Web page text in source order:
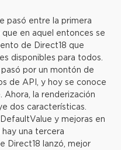
pasó entre la primera
en aquel entonces se
de Direct18 que
disponibles para todos.
por un montón de
de API, y hoy se conoce
la renderización
dos características.
y mejoras en
una tercera
Direct18 lanzó, mejor